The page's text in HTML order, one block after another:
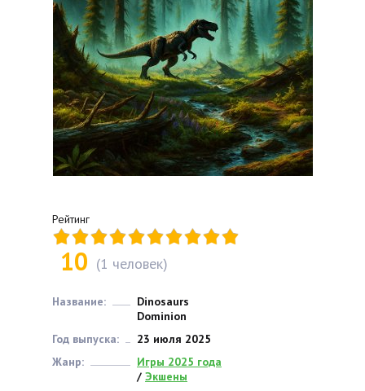
Рейтинг
10 (1 человек)
Название:
Dinosaurs
Dominion
Год выпуска:
23 июля 2025
Жанр:
Игры 2025 года
/ Экшены